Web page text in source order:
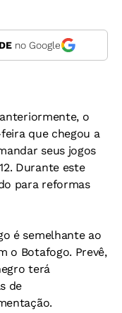
no Google
o
que chegou a
seus jogos
Durante este
para reformas
é semelhante ao
o Botafogo. Prevê,
terá
de